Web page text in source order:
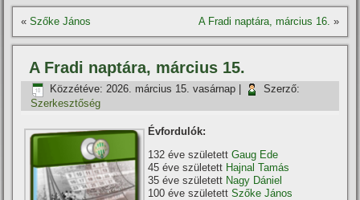
«Szőke János A Fradi naptára, március 16. »
A Fradi naptára, március 15.
Közzétéve: 2026. március 15. vasárnap
Szerző:
Szerkesztőség
Évfordulók:
132 éve születettGaug Ede
45 éve született Hajnal Tamás
35 éve született Nagy Dániel
100 éve születettSzőke János